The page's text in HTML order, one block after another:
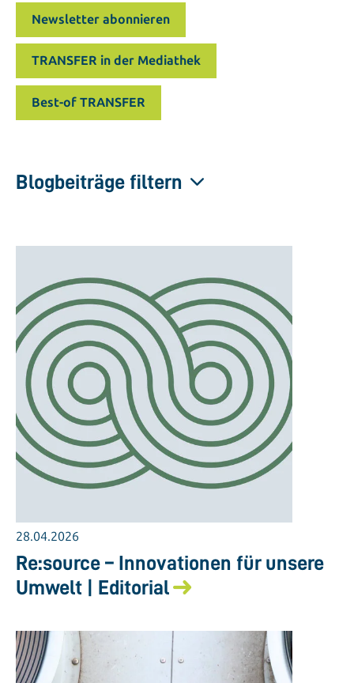
Newsletter abonnieren
TRANSFER in der Mediathek
Best-of TRANSFER
Blogbeiträge filtern
28.04.2026
Re:source – Innovationen für unsere
Umwelt | Editorial